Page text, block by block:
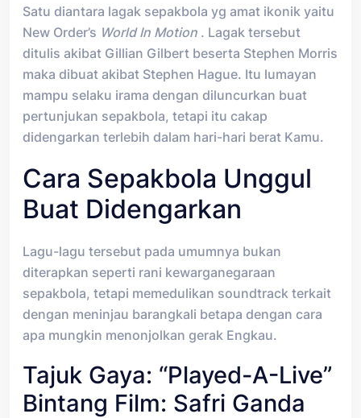
Satu diantara lagak sepakbola yg amat ikonik yaitu
New Order’s World In Motion . Lagak tersebut
ditulis akibat Gillian Gilbert beserta Stephen Morris
maka dibuat akibat Stephen Hague. Itu lumayan
mampu selaku irama dengan diluncurkan buat
pertunjukan sepakbola, tetapi itu cakap
didengarkan terlebih dalam hari-hari berat Kamu.
Cara Sepakbola Unggul
Buat Didengarkan
Lagu-lagu tersebut pada umumnya bukan
diterapkan seperti rani kewarganegaraan
sepakbola, tetapi memedulikan soundtrack terkait
dengan meninjau barangkali betapa dengan cara
apa mungkin menonjolkan gerak Engkau.
Tajuk Gaya: “Played-A-Live”
Bintang Film: Safri Ganda